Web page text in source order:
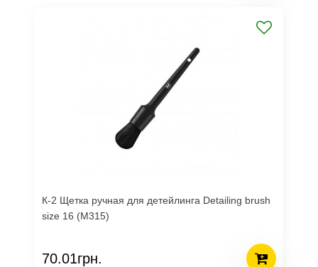
К-2 Щетка ручная для детейлинга Detailing brush
size 16 (M315)
70.01грн.